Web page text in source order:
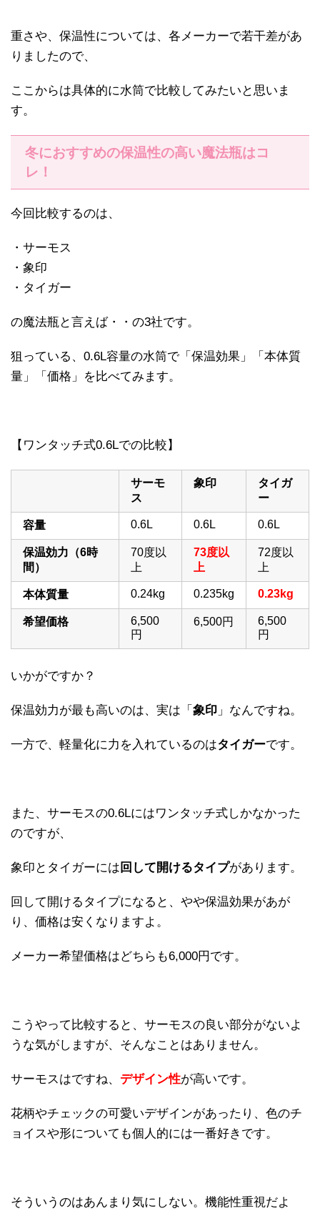
重さや、保温性については、各メーカーで若干差があ
りましたので、
ここからは具体的に水筒で比較してみたいと思いま
す。
冬におすすめの保温性の高い魔法瓶はコ
レ！
今回比較するのは、
・サーモス
・象印
・タイガー
の魔法瓶と言えば・・の3社です。
狙っている、0.6L容量の水筒で「保温効果」「本体質
量」「価格」を比べてみます。
【ワンタッチ式0.6Lでの比較】
サーモ
ス
象印
タイガ
ー
容量 0.6L 0.6L 0.6L
保温効力（6時
間）
70度以
上
73度以
上
72度以
上
本体質量 0.24kg 0.235kg 0.23kg
希望価格
6,500
円
6,500円
6,500
円
いかがですか？
保温効力が最も高いのは、実は「 象印 」なんですね。
一方で、軽量化に力を入れているのはタイガーです。
また、サーモスの0.6Lにはワンタッチ式しかなかった
のですが、
象印とタイガーには 回して開けるタイプがあります。
回して開けるタイプになると、やや保温効果があが
り、価格は安く なりますよ。
メーカー希望価格はどちらも6,000円です。
こうやって比較すると、サーモスの良い部分がないよ
うな気がしますが、そんなことはありません。
サーモスはですね、 デザイン性が高いです。
花柄やチェックの可愛いデザインがあったり、色のチ
ョイスや形についても個人的には一番好きです。
そういうのはあんまり気にしない。機能性重視だよ